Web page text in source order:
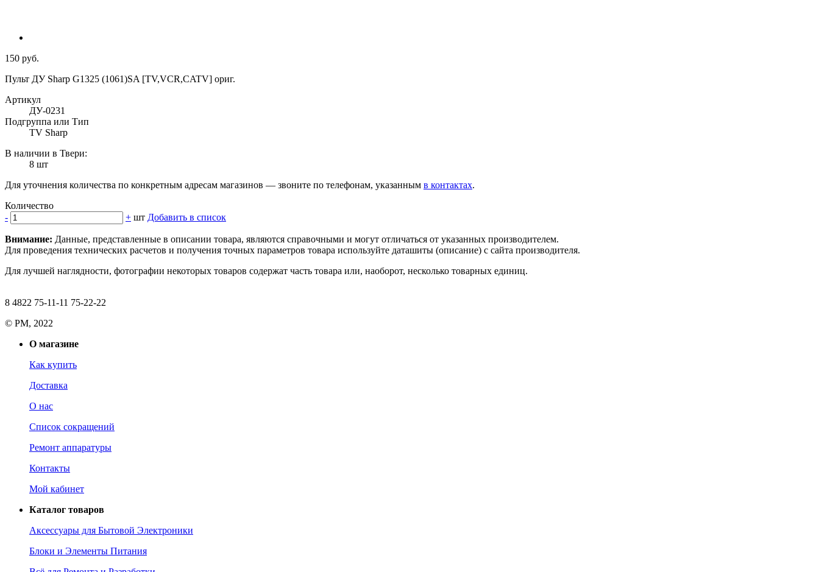
150 руб.
Пульт ДУ Sharp G1325 (1061)SA [TV,VCR,CATV] ориг.
Артикул
ДУ-0231
Подгруппа или Тип
TV Sharp
В наличии в Твери:
8 шт
Для уточнения количества по конкретным адресам магазинов — звоните по телефонам, указанным в контактах.
Количество
-
+ шт Добавить в список
Внимание: Данные, представленные в описании товара, являются справочными и могут отличаться от указанных производителем.
Для проведения технических расчетов и получения точных параметров товара используйте даташиты (описание) с сайта производителя.
Для лучшей наглядности, фотографии некоторых товаров содержат часть товара или, наоборот, несколько товарных единиц.
8 4822 75-11-11 75-22-22
© РМ, 2022
О магазине
Как купить
Доставка
О нас
Список сокращений
Ремонт аппаратуры
Контакты
Мой кабинет
Каталог товаров
Аксессуары для Бытовой Электроники
Блоки и Элементы Питания